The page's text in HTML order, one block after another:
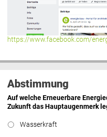
https://www.facebook.com/
Abstimmung
Auf welche Erneuerbare
Zukunft das Hauptaugenmerk
Wasserkraft